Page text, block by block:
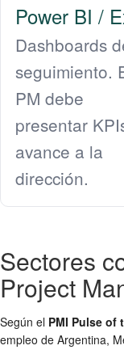
Power BI /
Dashboards
seguimiento.
PM debe
presentar
avance a la
dirección.
Sectores
Project
Según el PMI Pulse of
empleo de Argentina,